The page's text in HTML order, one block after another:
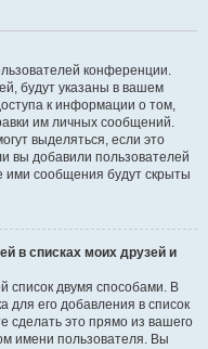
конференции.
будут указаны в вашем
к информации о том,
им личных сообщений.
выделяться, если это
вы добавили пользователей
ими сообщения будут скрыты
в списках моих друзей и
список двумя способами. В
для его добавления в список
сделать это прямо из вашего
имени пользователя. Вы